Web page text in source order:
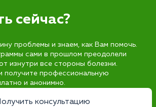
сейчас?
проблемы и знаем, как Вам помочь.
сами в прошлом преодолели
изнутри все стороны болезни.
получите профессиональную
и анонимно.
консультацию